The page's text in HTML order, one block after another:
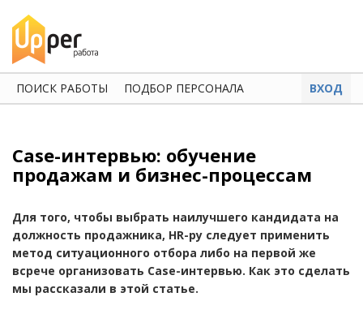
ПОИСК РАБОТЫ ПОДБОР ПЕРСОНАЛА ВХОД
Case-интервью: обучение
продажам и бизнес-процессам
Для того, чтобы выбрать наилучшего кандидата на
должность продажника, HR-ру следует применить
метод ситуационного отбора либо на первой же
всрече организовать Case-интервью. Как это сделать
мы рассказали в этой статье.